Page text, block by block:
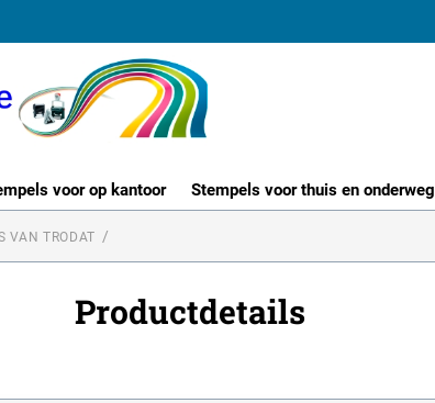
voor op kantoor Stempels voor thuis en onderweg
VAN TRODAT
Productdetails